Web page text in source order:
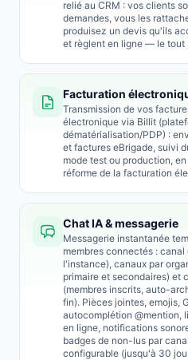
relié au CRM : vos clients
demandes, vous les
produisez un devis qu'ils
et règlent en ligne — le tout
Facturation
Transmission de vos
électronique via Billit
dématérialisation/PDP) :
et factures eBrigade, suivi
mode test ou production,
réforme de la facturation
Chat IA & messagerie
Messagerie instantanée
membres connectés :
l'instance), canaux par
primaire et secondaires) et
(membres inscrits, auto-
fin). Pièces jointes, emojis,
autocomplétion @mention,
en ligne, notifications
badges de non-lus par
configurable (jusqu'à 30